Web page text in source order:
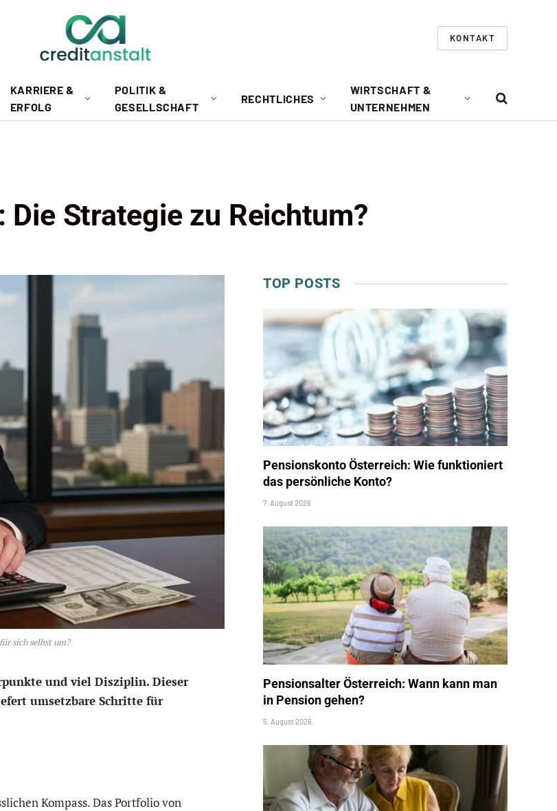
KONTAKT
KARRIERE &
ERFOLG
POLITIK &
GESELLSCHAFT
RECHTLICHES
WIRTSCHAFT &
UNTERNEHMEN
Strategie zu Reichtum?
sich selbst um?
und viel Disziplin. Dieser
umsetzbare Schritte für
Kompass. Das Portfolio von
TOP POSTS
Pensionskonto Österreich: Wie funktioniert
das persönliche Konto?
7. August 2026
Pensionsalter Österreich: Wann kann man
in Pension gehen?
5. August 2026